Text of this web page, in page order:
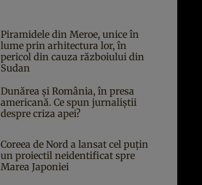
Piramidele din Meroe, unice în
lume prin arhitectura lor, în
pericol din cauza războiului din
Sudan
Dunărea și România, în presa
americană. Ce spun jurnaliștii
despre criza apei?
Coreea de Nord a lansat cel puțin
un proiectil neidentificat spre
Marea Japoniei